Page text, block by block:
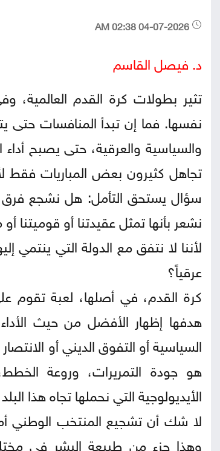
د. فيصل القاسم
تثير بطولات كرة القدم العالمية،
نفسها. فما إن تبدأ المنافسات حتى
والسياسية والعرقية، حتى يصبح
تجاهل كثيرون بعض المباريات فقط
سؤال يستحق التأمل: هل نشجع فرق
نشعر بأنها تمثل عقيدتنا أو
لأننا لا نتفق مع الدولة التي ينتمي
عرقياً؟
كرة القدم، في أصلها، لعبة تقوم
هدفها إظهار الأفضل من حيث
السياسية أو التفوق الديني أو
هو جودة التمريرات، وروعة
الأيديولوجية التي نحملها تجاه هذا
لا شك أن تشجيع المنتخب الوطني
وهذا جزء من طبيعة البشر في مختلف